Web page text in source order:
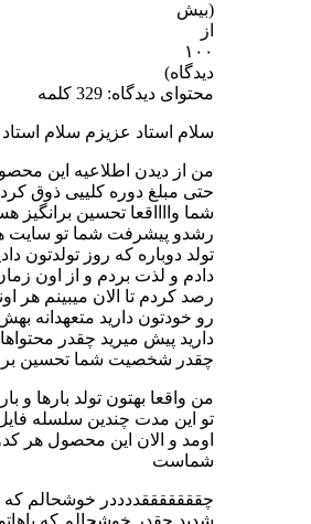
محتوای دیدگاه: 329 کلمه
سلام استاد عزیزم سلام استاد
من از دیدن اطلاعیه این
حتی مبلغ دوره کلییی ذوق
شما وااااقعا تحسین برانگیز
رشدو پیشرفت شما تو سایت
تولد دوباره که روز تولدتون
دادم و لذت بردم و از اون
رصد کردم تا الان میبینم هر
رو خودتون دارید متعهدانه
دارید پیش میرید چقدر
چقدر شخصیت شما تحسین
من واقعا بهتون تولد بارها و
تو این مدت چندین سلسله
اومد و الان این محصول هر
شماست
چقققققققددددر خوشحالم
شدید چقدر خوشحالم که